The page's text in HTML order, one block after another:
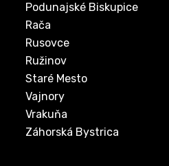
Podunajské Biskupice
Rača
Rusovce
Ružinov
Staré Mesto
Vajnory
Vrakuňa
Záhorská Bystrica